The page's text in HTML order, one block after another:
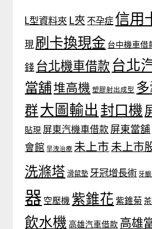
L型資料夾 L夾 不孕症 信用
現 刷卡換現金 台中機車借
錢 台北機車借款 台北
當舖堆高機 塑膠射出成型
群大圖輸出 封口機
貼現 屏東汽機車借款 屏東當舖
會館 早洩治療 未上市 未上市
洗滌塔 滑鼠墊 牙冠增長術 牙
器 空壓機 紫錐花 紫錐菊
飲水機 高雄汽車借款 高雄